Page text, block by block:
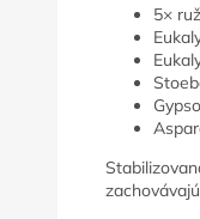
5×